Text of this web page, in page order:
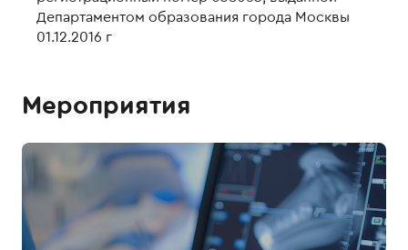
Департаментом образования города Москвы
01.12.2016 г
Мероприятия